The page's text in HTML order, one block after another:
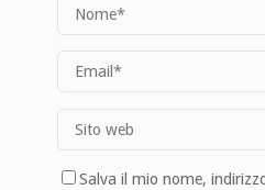
Salva il mio nome,